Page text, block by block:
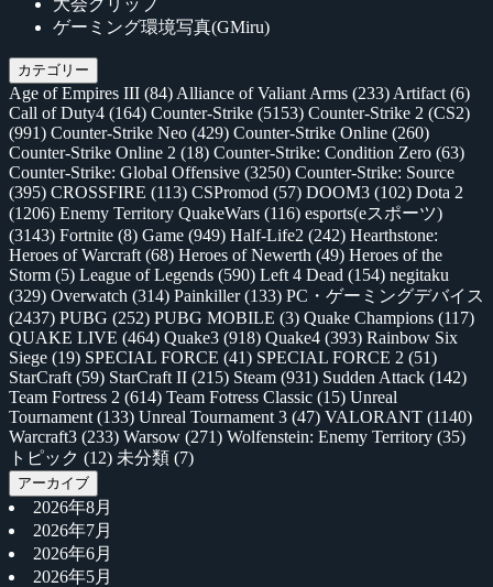
大会クリップ
ゲーミング環境写真(GMiru)
カテゴリー
Age of Empires III (84) Alliance of Valiant Arms (233) Artifact (6)
Call of Duty4 (164) Counter-Strike (5153) Counter-Strike 2 (CS2)
(991) Counter-Strike Neo (429) Counter-Strike Online (260)
Counter-Strike Online 2 (18) Counter-Strike: Condition Zero (63)
Counter-Strike: Global Offensive (3250) Counter-Strike: Source
(395) CROSSFIRE (113) CSPromod (57) DOOM3 (102) Dota 2
(1206) Enemy Territory QuakeWars (116) esports(eスポーツ)
(3143) Fortnite (8) Game (949) Half-Life2 (242) Hearthstone:
Heroes of Warcraft (68) Heroes of Newerth (49) Heroes of the
Storm (5) League of Legends (590) Left 4 Dead (154) negitaku
(329) Overwatch (314) Painkiller(133) PC・ゲーミングデバイス
(2437) PUBG (252) PUBG MOBILE (3) Quake Champions (117)
QUAKE LIVE (464) Quake3 (918) Quake4 (393) Rainbow Six
Siege (19) SPECIAL FORCE (41) SPECIAL FORCE 2 (51)
StarCraft (59) StarCraft II (215) Steam (931) Sudden Attack (142)
Team Fortress 2 (614) Team Fotress Classic (15) Unreal
Tournament (133) Unreal Tournament 3 (47) VALORANT (1140)
Warcraft3 (233) Warsow (271) Wolfenstein: Enemy Territory (35)
トピック (12) 未分類 (7)
アーカイブ
2026年8月
2026年7月
2026年6月
2026年5月